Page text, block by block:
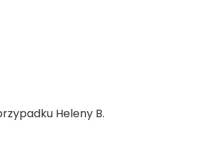
Heleny B.